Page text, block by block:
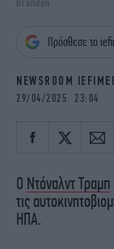
iBOOKS
OSCARS
NEWSLETTER
Brandon
Πρόσθεσε το
NEWSROOM
29/04/2025 23:04
Ο Ντόναλντ Τραμπ
τις
ΗΠΑ.